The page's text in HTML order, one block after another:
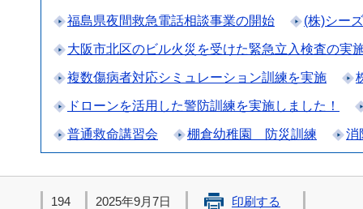
福島県夜間救急電話相談事業の開始 (株)シー
大阪市北区のビル火災を受けた緊急立入検査の実
複数傷病者対応シミュレーション訓練を実施
ドローンを活用した警防訓練を実施しました！
普通救命講習会 棚倉幼稚園 防災訓練 消
194 2025年9月7日 印刷する